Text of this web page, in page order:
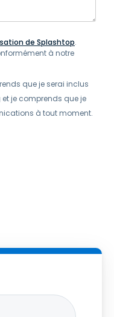
de Splashtop.
à notre
que je serai inclus
je comprends que je
à tout moment.